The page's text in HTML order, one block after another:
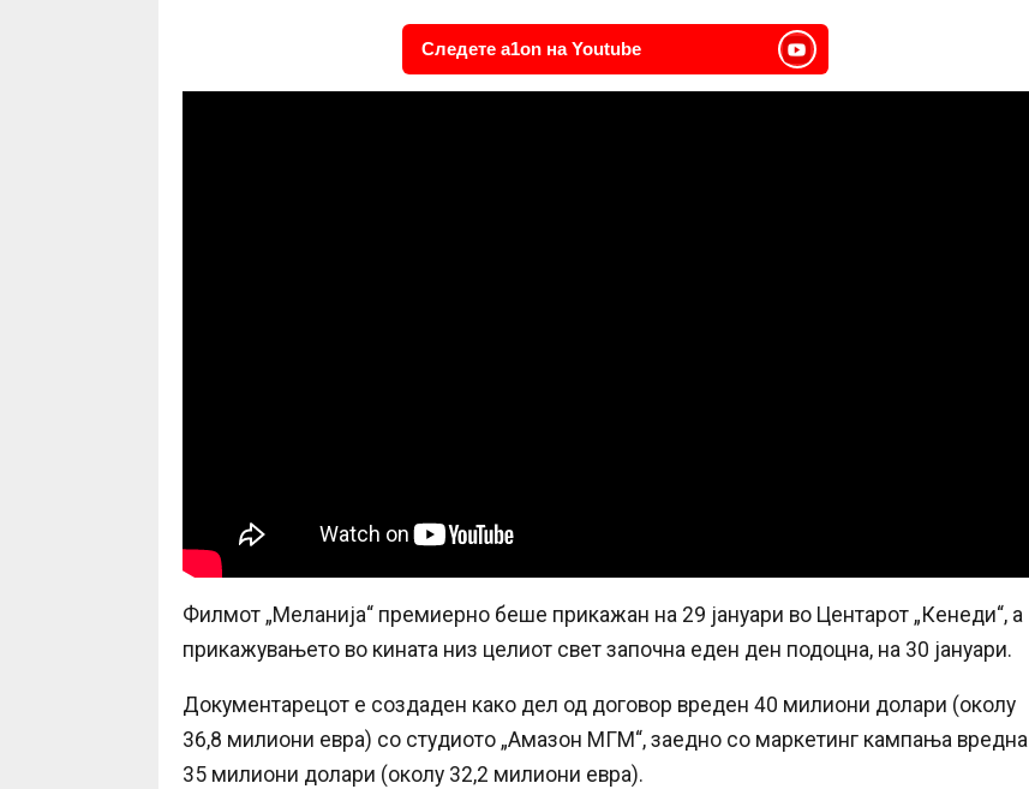
Следете a1on на Youtube
Филмот „Меланија“ премиерно беше прикажан на 29 јануари во Центарот „Кенеди“, а
прикажувањето во кината низ целиот свет започна еден ден подоцна, на 30 јануари.
Документарецот е создаден како дел од договор вреден 40 милиони долари (околу
36,8 милиони евра) со студиото „Амазон МГМ“, заедно со маркетинг кампања вредна
35 милиони долари (околу 32,2 милиони евра).